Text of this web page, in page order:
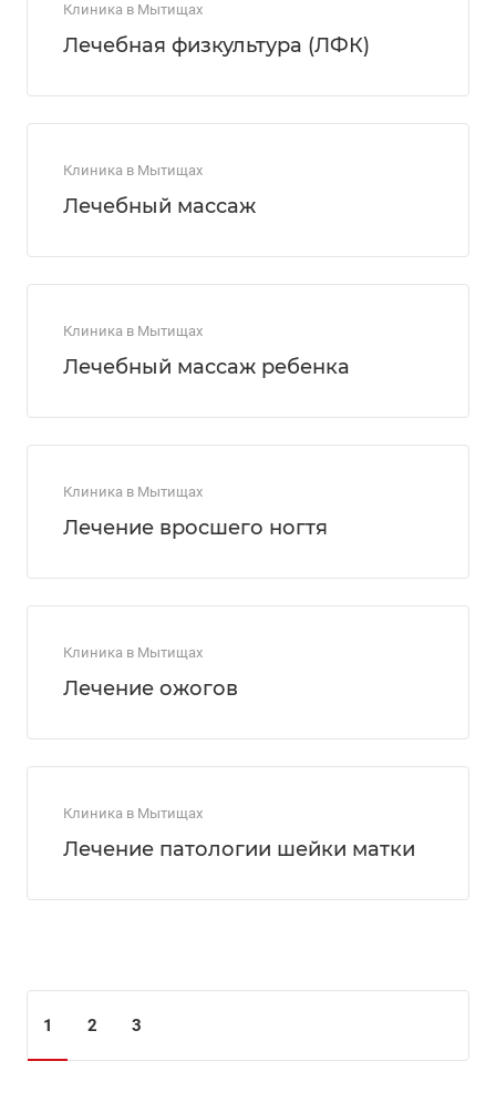
Клиника в Мытищах
Лечебная физкультура (ЛФК)
Клиника в Мытищах
Лечебный массаж
Клиника в Мытищах
Лечебный массаж ребенка
Клиника в Мытищах
Лечение вросшего ногтя
Клиника в Мытищах
Лечение ожогов
Клиника в Мытищах
Лечение патологии шейки матки
1 2 3